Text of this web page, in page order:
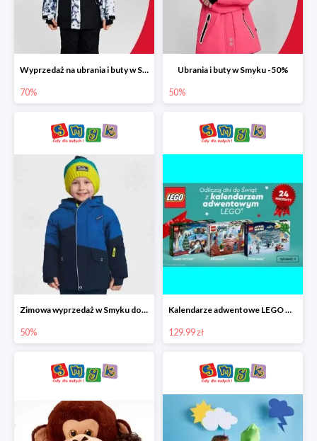
Wyprzedaż na ubrania i buty w Smyku do -70%
70%
Ubrania i buty w Smyku -50%
50%
Zimowa wyprzedaż w Smyku do -50%
50%
Kalendarze adwentowe LEGO w Smyku w super cenie
129.99 zł